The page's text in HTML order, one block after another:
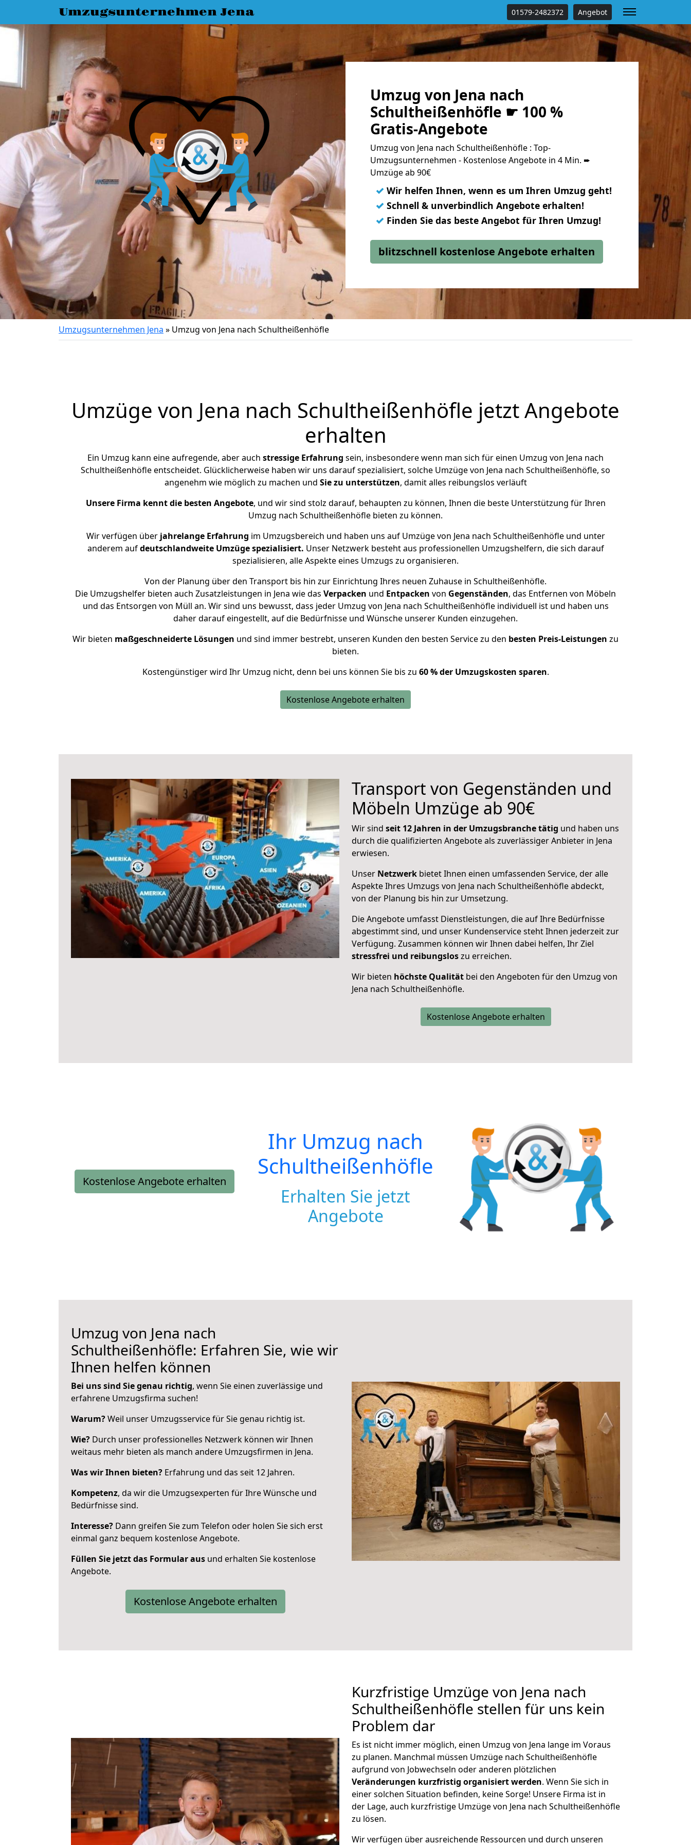
Umzugsunternehmen Jena 01579-2482372 Angebot
Umzug von Jena nach
Schultheißenhöfle ☛ 100 %
Gratis-Angebote
Umzug von Jena nach Schultheißenhöfle : Top-
Umzugsunternehmen - Kostenlose Angebote in 4 Min. ➨
Umzüge ab 90€
✓ Wir helfen Ihnen, wenn es um Ihren Umzug geht!
✓ Schnell & unverbindlich Angebote erhalten!
✓ Finden Sie das beste Angebot für Ihren Umzug!
blitzschnell kostenlose Angebote erhalten
Umzugsunternehmen Jena » Umzug von Jena nach Schultheißenhöfle
Umzüge von Jena nach Schultheißenhöfle jetzt Angebote
erhalten
Ein Umzug kann eine aufregende, aber auch stressige Erfahrung sein, insbesondere wenn man sich für einen Umzug von Jena nach
Schultheißenhöfle entscheidet. Glücklicherweise haben wir uns darauf spezialisiert, solche Umzüge von Jena nach Schultheißenhöfle, so
angenehm wie möglich zu machen und Sie zu unterstützen, damit alles reibungslos verläuft
Unsere Firma kennt die besten Angebote, und wir sind stolz darauf, behaupten zu können, Ihnen die beste Unterstützung für Ihren
Umzug nach Schultheißenhöfle bieten zu können.
Wir verfügen überjahrelange Erfahrung im Umzugsbereich und haben uns auf Umzüge von Jena nach Schultheißenhöfle und unter
anderem aufdeutschlandweite Umzüge spezialisiert. Unser Netzwerk besteht aus professionellen Umzugshelfern, die sich darauf
spezialisieren, alle Aspekte eines Umzugs zu organisieren.
Von der Planung über den Transport bis hin zur Einrichtung Ihres neuen Zuhause in Schultheißenhöfle.
Die Umzugshelfer bieten auch Zusatzleistungen in Jena wie das Verpacken und Entpacken von Gegenständen, das Entfernen von Möbeln
und das Entsorgen von Müll an. Wir sind uns bewusst, dass jeder Umzug von Jena nach Schultheißenhöfle individuell ist und haben uns
daher darauf eingestellt, auf die Bedürfnisse und Wünsche unserer Kunden einzugehen.
Wir bieten maßgeschneiderte Lösungen und sind immer bestrebt, unseren Kunden den besten Service zu den besten Preis-Leistungen zu
bieten.
Kostengünstiger wird Ihr Umzug nicht, denn bei uns können Sie bis zu 60 % der Umzugskosten sparen.
Kostenlose Angebote erhalten
Transport von Gegenständen und
Möbeln Umzüge ab 90€
Wir sind seit 12 Jahren in der Umzugsbranche tätig und haben uns
durch die qualifizierten Angebote als zuverlässiger Anbieter in Jena
erwiesen.
Unser Netzwerk bietet Ihnen einen umfassenden Service, der alle
Aspekte Ihres Umzugs von Jena nach Schultheißenhöfle abdeckt,
von der Planung bis hin zur Umsetzung.
Die Angebote umfasst Dienstleistungen, die auf Ihre Bedürfnisse
abgestimmt sind, und unser Kundenservice steht Ihnen jederzeit zur
Verfügung. Zusammen können wir Ihnen dabei helfen, Ihr Ziel
stressfrei und reibungsloszu erreichen.
Wir bieten höchste Qualität bei den Angeboten für den Umzug von
Jena nach Schultheißenhöfle.
Kostenlose Angebote erhalten
Kostenlose Angebote erhalten
Ihr Umzug nach
Schultheißenhöfle
Erhalten Sie jetzt
Angebote
Umzug von Jena nach
Schultheißenhöfle: Erfahren Sie, wie wir
Ihnen helfen können
Bei uns sind Sie genau richtig, wenn Sie einen zuverlässige und
erfahrene Umzugsfirma suchen!
Warum?Weil unser Umzugsservice für Sie genau richtig ist.
Wie? Durch unser professionelles Netzwerk können wir Ihnen
weitaus mehr bieten als manch andere Umzugsfirmen in Jena.
Was wir Ihnen bieten? Erfahrung und das seit 12 Jahren.
Kompetenz, da wir die Umzugsexperten für Ihre Wünsche und
Bedürfnisse sind.
Interesse? Dann greifen Sie zum Telefon oder holen Sie sich erst
einmal ganz bequem kostenlose Angebote.
Füllen Sie jetzt das Formular aus und erhalten Sie kostenlose
Angebote.
Kostenlose Angebote erhalten
Kurzfristige Umzüge von Jena nach
Schultheißenhöfle stellen für uns kein
Problem dar
Es ist nicht immer möglich, einen Umzug von Jena lange im Voraus
zu planen. Manchmal müssen Umzüge nach Schultheißenhöfle
aufgrund von Jobwechseln oder anderen plötzlichen
Veränderungen kurzfristig organisiert werden. Wenn Sie sich in
einer solchen Situation befinden, keine Sorge! Unsere Firma ist in
der Lage, auch kurzfristige Umzüge von Jena nach Schultheißenhöfle
zu lösen.
Wir verfügen über ausreichende Ressourcen und durch unseren